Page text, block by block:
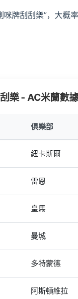
牌刮刮樂”，大概
樂 - AC米蘭數據
俱樂部
紐卡斯爾
雷恩
皇馬
曼城
多特蒙德
阿斯頓維拉